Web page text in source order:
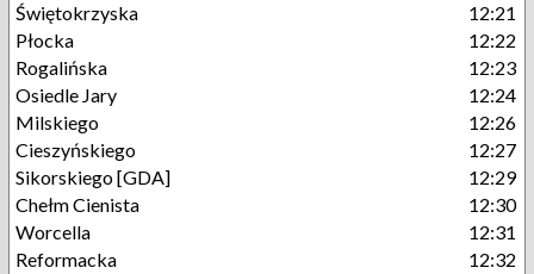
Świętokrzyska
12:21
Płocka
12:22
Rogalińska
12:23
Osiedle Jary
12:24
Milskiego
12:26
Cieszyńskiego
12:27
Sikorskiego [GDA]
12:29
Chełm Cienista
12:30
Worcella
12:31
Reformacka
12:32